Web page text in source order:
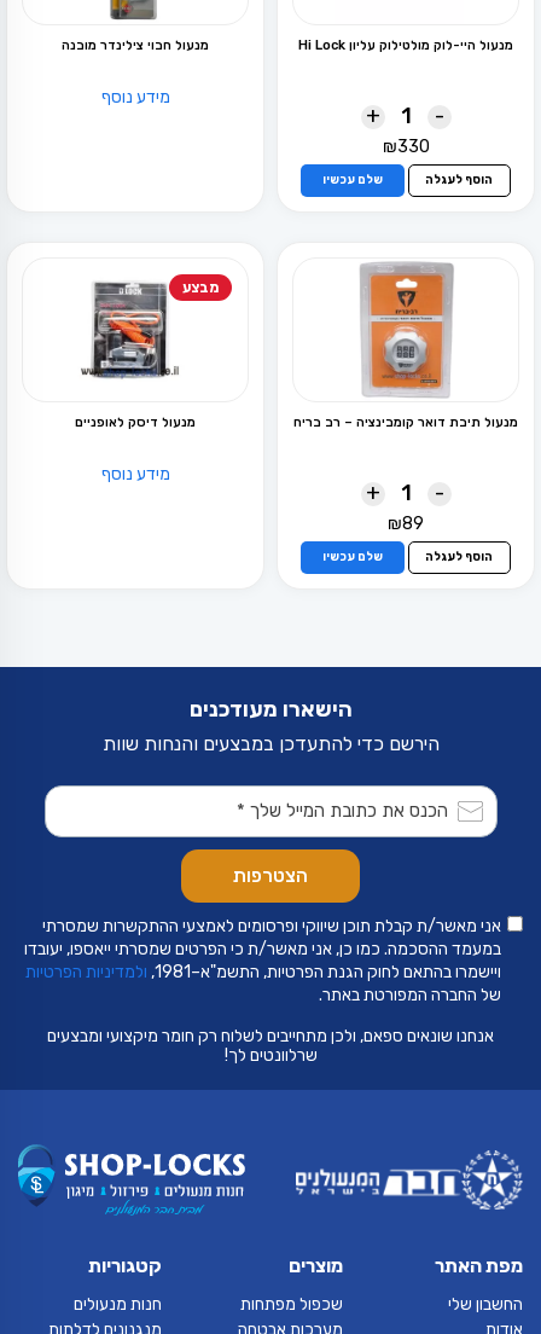
מנעול היי-לוק מולטילוק עליון Hi Lock
-
+
₪330
הוסף לעגלה שלם עכשיו
מנעול חבוי צילינדר מובנה
מידע נוסף
מנעול תיבת דואר קומבינציה – רב בריח
-
+
₪89
הוסף לעגלה שלם עכשיו
מבצע
מנעול דיסק לאופניים
מידע נוסף
הישארו מעודכנים
הירשם כדי להתעדכן במבצעים והנחות שוות
אני מאשר/ת קבלת תוכן שיווקי ופרסומים לאמצעי ההתקשרות שמסרתי
במעמד ההסכמה. כמו כן, אני מאשר/ת כי הפרטים שמסרתי ייאספו, יעובדו
ויישמרו בהתאם לחוק הגנת הפרטיות, התשמ"א–1981,
ולמדיניות הפרטיות
של החברה המפורטת באתר.
אנחנו שונאים ספאם, ולכן מתחייבים לשלוח רק חומר מיקצועי ומבצעים
שרלוונטים לך!
מפת האתר
החשבון שלי
מוצרים
שכפול מפתחות
קטגוריות
חנות מנעולים